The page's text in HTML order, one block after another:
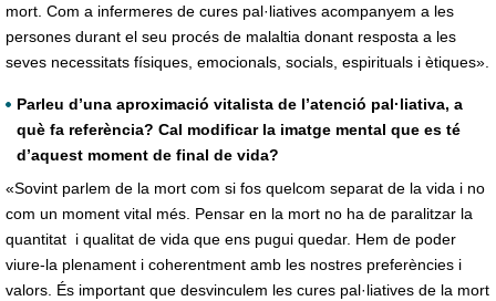
mort. Com a infermeres de cures pal·liatives acompanyem a les
persones durant el seu procés de malaltia donant resposta a les
seves necessitats físiques, emocionals, socials, espirituals i ètiques».
Parleu d’una aproximació vitalista de l’atenció pal·liativa, a
què fa referència? Cal modificar la imatge mental que es té
d’aquest moment de final de vida?
«Sovint parlem de la mort com si fos quelcom separat de la vida i no
com un moment vital més. Pensar en la mort no ha de paralitzar la
quantitat i qualitat de vida que ens pugui quedar. Hem de poder
viure-la plenament i coherentment amb les nostres preferències i
valors. És important que desvinculem les cures pal·liatives de la mort